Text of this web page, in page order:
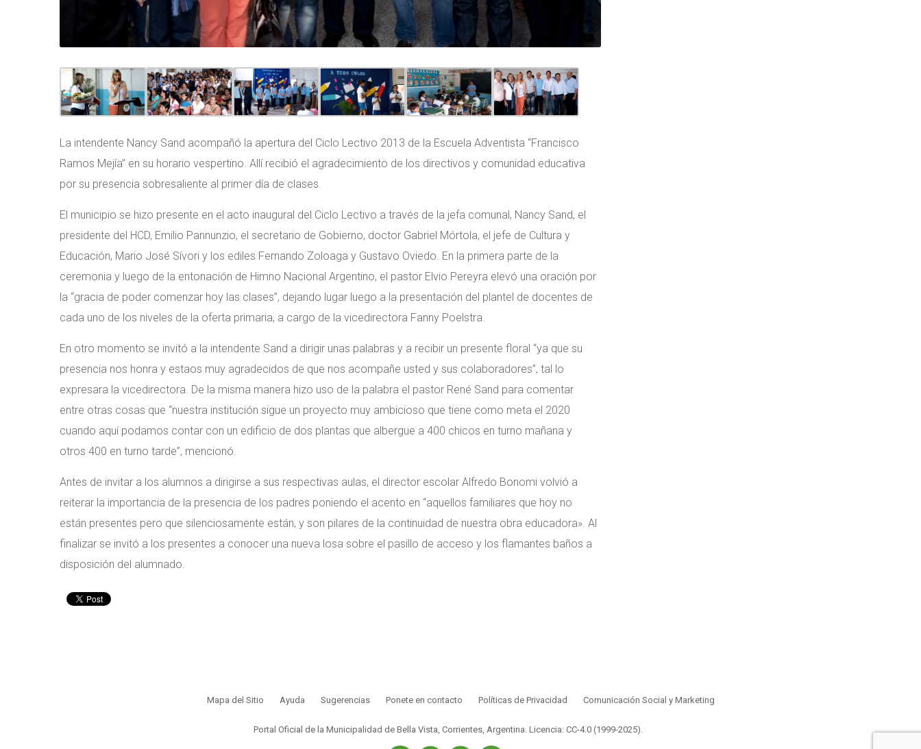
La intendente Nancy Sand acompañó la apertura del Ciclo Lectivo 2013 de la Escuela Adventista “Francisco
Ramos Mejía” en su horario vespertino. Allí recibió el agradecimiento de los directivos y comunidad educativa
por su presencia sobresaliente al primer día de clases.
El municipio se hizo presente en el acto inaugural del Ciclo Lectivo a través de la jefa comunal, Nancy Sand, el
presidente del HCD, Emilio Pannunzio, el secretario de Gobierno, doctor Gabriel Mórtola, el jefe de Cultura y
Educación, Mario José Sívori y los ediles Fernando Zoloaga y Gustavo Oviedo. En la primera parte de la
ceremonia y luego de la entonación de Himno Nacional Argentino, el pastor Elvio Pereyra elevó una oración por
la “gracia de poder comenzar hoy las clases”, dejando lugar luego a la presentación del plantel de docentes de
cada uno de los niveles de la oferta primaria, a cargo de la vicedirectora Fanny Poelstra.
En otro momento se invitó a la intendente Sand a dirigir unas palabras y a recibir un presente floral “ya que su
presencia nos honra y estaos muy agradecidos de que nos acompañe usted y sus colaboradores”, tal lo
expresara la vicedirectora. De la misma manera hizo uso de la palabra el pastor René Sand para comentar
entre otras cosas que “nuestra institución sigue un proyecto muy ambicioso que tiene como meta el 2020
cuando aquí podamos contar con un edificio de dos plantas que albergue a 400 chicos en turno mañana y
otros 400 en turno tarde”, mencionó.
Antes de invitar a los alumnos a dirigirse a sus respectivas aulas, el director escolar Alfredo Bonomi volvió a
reiterar la importancia de la presencia de los padres poniendo el acento en “aquellos familiares que hoy no
están presentes pero que silenciosamente están, y son pilares de la continuidad de nuestra obra educadora». Al
finalizar se invitó a los presentes a conocer una nueva losa sobre el pasillo de acceso y los flamantes baños a
disposición del alumnado.
Mapa del Sitio Ayuda Sugerencias Ponete en contacto Políticas de Privacidad Comunicación Social y Marketing
Portal Oficial de la Municipalidad de Bella Vista, Corrientes, Argentina.Licencia: CC-4.0 (1999-2025).